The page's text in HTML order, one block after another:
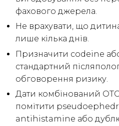
фахового джерела.
Не врахувати, що
лише кілька днів.
Призначити codeine
стандартний
обговорення ризику.
Дати комбінований
помітити
antihistamine або